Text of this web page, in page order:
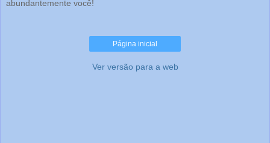
abundantemente você!
Página inicial
Ver versão para a web